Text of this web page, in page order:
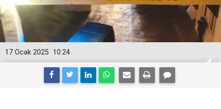
10:24
17 Ocak 2025